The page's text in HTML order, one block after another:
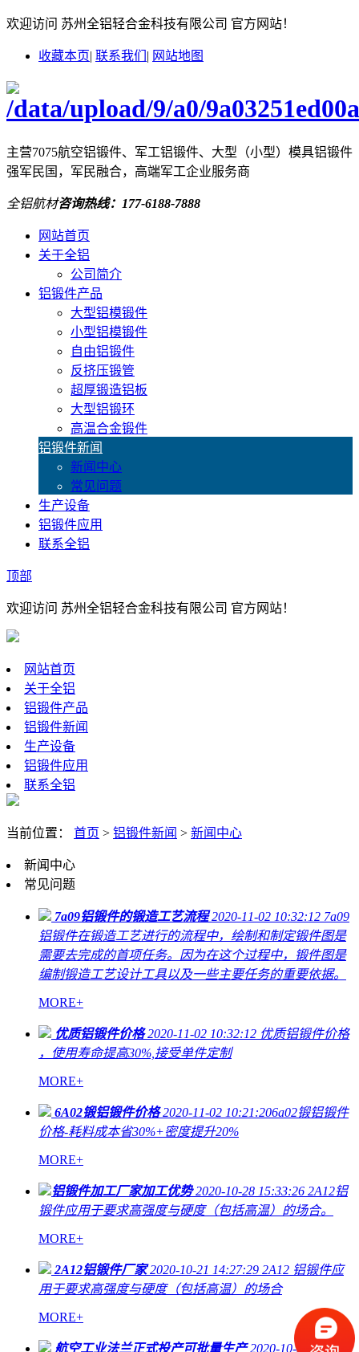
欢迎访问 苏州全铝轻合金科技有限公司 官方网站！
收藏本页| 联系我们 | 网站地图
主营7075航空铝锻件、军工铝锻件、大型（小型）模具铝锻件
强军民国，军民融合，高端军工企业服务商
全铝航材咨询热线： 177-6188-7888
网站首页
关于全铝
公司简介
铝锻件产品
大型铝模锻件
小型铝模锻件
自由铝锻件
反挤压锻管
超厚锻造铝板
大型铝锻环
高温合金锻件
铝锻件新闻
新闻中心
常见问题
生产设备
铝锻件应用
联系全铝
顶部
欢迎访问 苏州全铝轻合金科技有限公司 官方网站！
网站首页
关于全铝
铝锻件产品
铝锻件新闻
生产设备
铝锻件应用
联系全铝
当前位置： 首页 > 铝锻件新闻 > 新闻中心
新闻中心
常见问题
7a09铝锻件的锻造工艺流程 2020-11-02 10:32:12 7a09
铝锻件在锻造工艺进行的流程中，绘制和制定锻件图是
需要去完成的首项任务。因为在这个过程中，锻件图是
编制锻造工艺设计工具以及一些主要任务的重要依据。
MORE+
优质铝锻件价格 2020-11-02 10:32:12 优质铝锻件价格​
，使用寿命提高30%,接受单件定制
MORE+
6A02锻铝锻件价格 2020-11-02 10:21:20​6a02锻铝锻件
价格-耗料成本省30%+密度提升20%
MORE+
​铝锻件加工厂家加工优势 2020-10-28 15:33:26 2A12铝
锻件​应用于要求高强度与硬度（包括高温）的场合。
MORE+
2A12铝锻件厂家 2020-10-21 14:27:29 2A12 铝锻件应
用于要求高强度与硬度（包括高温）的场合
MORE+
航空工业法兰正式投产可批量生产 2020-10-21